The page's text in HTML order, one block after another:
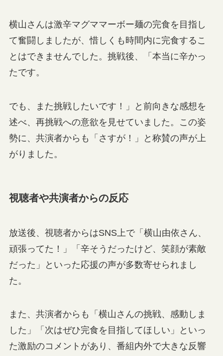
横山さんは激辛マグママーボー麺の完食を目指し
て奮闘しましたが、惜しくも時間内に完食するこ
とはできませんでした。挑戦後、「本当に辛かっ
たです。
でも、また挑戦したいです！」と前向きな感想を
述べ、再挑戦への意欲を見せていました。この姿
勢に、共演者からも「さすが！」と称賛の声が上
がりました。
視聴者や共演者からの反応
放送後、視聴者からはSNS上で「横山由依さん、
頑張ってた！」「辛そうだったけど、笑顔が素敵
だった」といった応援の声が多数寄せられまし
た。
また、共演者からも「横山さんの挑戦、感動しま
した」「次はぜひ完食を目指してほしい」といっ
た激励のコメントがあり、番組内外で大きな反響